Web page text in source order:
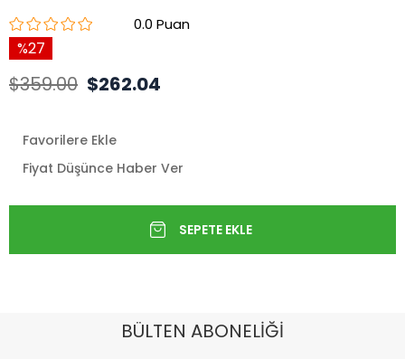
0.0
27
$359.00 $262.04
Favorilere Ekle
Fiyat Düşünce Haber Ver
BÜLTEN ABONELİĞİ